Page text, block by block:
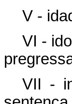
V -
VI -
VII -